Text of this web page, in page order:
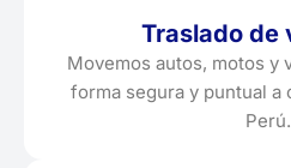
Traslado de
Movemos autos, motos y
forma segura y puntual
Perú.